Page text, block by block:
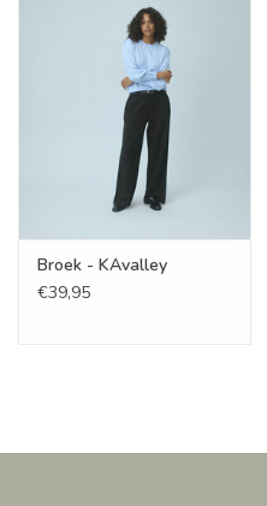
Broek - KAvalley
€39,95